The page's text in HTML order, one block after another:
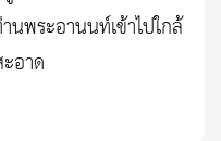
นพระอานนท์เข้าไปใกล้
อาด